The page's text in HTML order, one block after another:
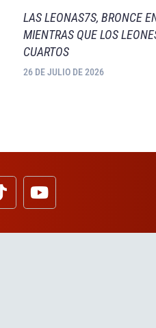
LAS LEONAS7S, BRONCE
MIENTRAS QUE LOS
CUARTOS
26 DE JULIO DE 2026